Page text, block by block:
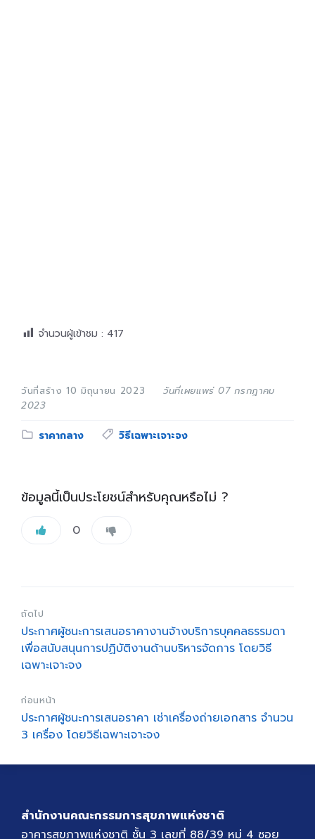
จำนวนผู้เข้าชม : 417
วันที่สร้าง 10 มิถุนายน 2023
วันที่เผยแพร่ 07 กรกฎาคม
2023
Category:
ราคากลาง Tags:
วิธีเฉพาะเจาะจง
ข้อมูลนี้เป็นประโยชน์สำหรับคุณหรือไม่ ?
0
ถัดไป
ประกาศผู้ชนะการเสนอราคางานจ้างบริการบุคคลธรรมดา
เพื่อสนับสนุนการปฏิบัติงานด้านบริหารจัดการ โดยวิธี
เฉพาะเจาะจง
ก่อนหน้า
ประกาศผู้ชนะการเสนอราคา เช่าเครื่องถ่ายเอกสาร จำนวน
3 เครื่อง โดยวิธีเฉพาะเจาะจง
สำนักงานคณะกรรมการสุขภาพแห่งชาติ
อาคารสุขภาพแห่งชาติ ชั้น 3 เลขที่ 88/39 หมู่ 4 ซอย